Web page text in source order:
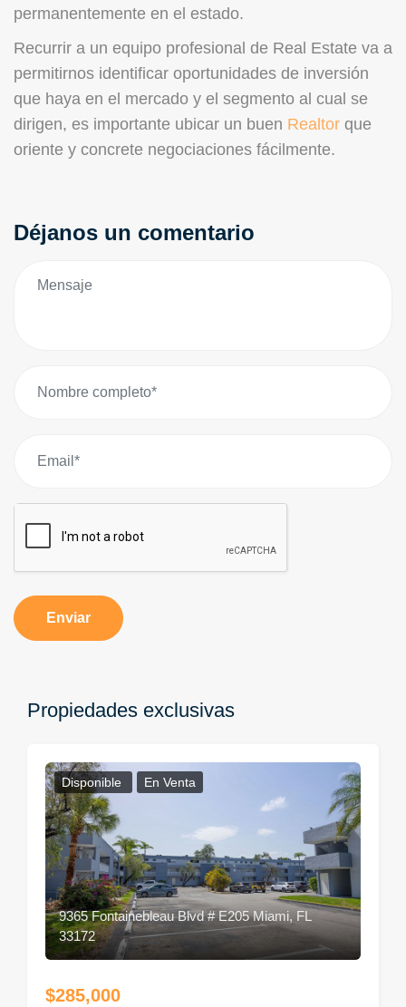
permanentemente en el estado.
Recurrir a un equipo profesional de Real Estate va a
permitirnos identificar oportunidades de inversión
que haya en el mercado y el segmento al cual se
dirigen, es importante ubicar un buen Realtor que
oriente y concrete negociaciones fácilmente.
Déjanos un comentario
Enviar
Propiedades exclusivas
Disponible En Venta
9365 Fontainebleau Blvd # E205 Miami, FL
33172
$285,000